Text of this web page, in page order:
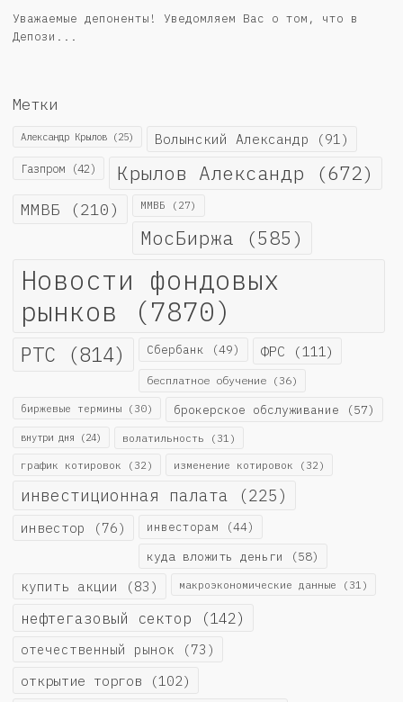
Уважаемые депоненты! Уведомляем Вас о том, что в
Депози...
Метки
Александр Крылов (25) Волынский Александр (91)
Газпром (42) Крылов Александр (672)
ММВБ (210) ММВБ (27)
МосБиржа (585)
Новости фондовых
рынков (7870)
РТС (814) Сбербанк (49) ФРС (111)
бесплатное обучение (36)
биржевые термины (30) брокерское обслуживание (57)
внутри дня (24) волатильность (31)
график котировок (32) изменение котировок (32)
инвестиционная палата (225)
инвестор (76) инвесторам (44)
куда вложить деньги (58)
купить акции (83) макроэкономические данные (31)
нефтегазовый сектор (142)
отечественный рынок (73)
открытие торгов (102)